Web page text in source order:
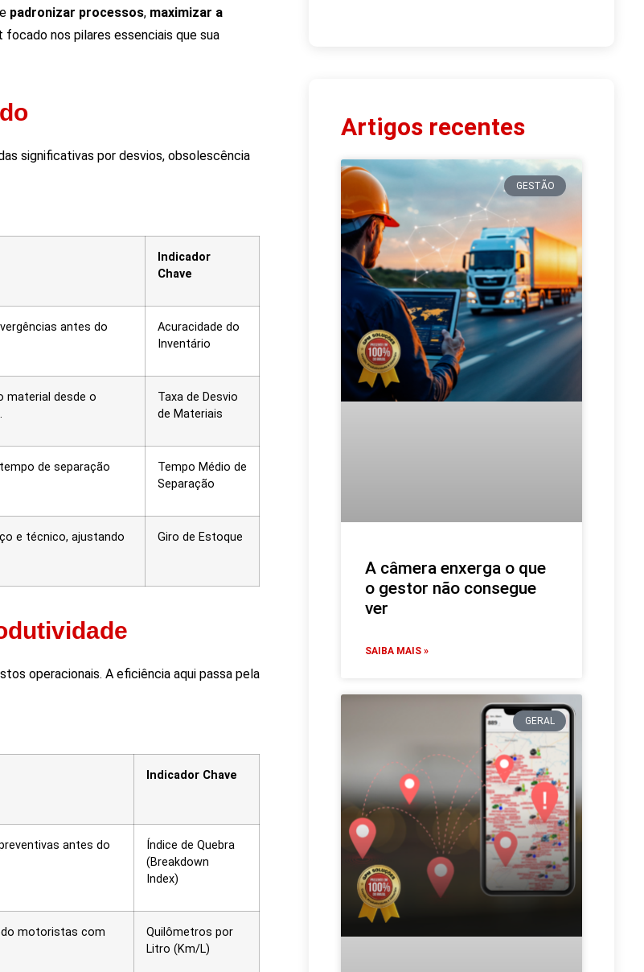
padronizar processos, maximizar a
nos pilares essenciais que sua
significativas por desvios, obsolescência
Indicador
Chave
antes do
Acuracidade do
Inventário
material desde o
Taxa de Desvio
de Materiais
de separação
Tempo Médio de
Separação
e técnico, ajustando
Giro de Estoque
operacionais. A eficiência aqui passa pela
Indicador Chave
antes do
Índice de Quebra
(Breakdown
Index)
motoristas com
Quilômetros por
Litro (Km/L)
Artigos recentes
GESTÃO
A câmera enxerga o que
o gestor não consegue
ver
SAIBA MAIS »
GERAL